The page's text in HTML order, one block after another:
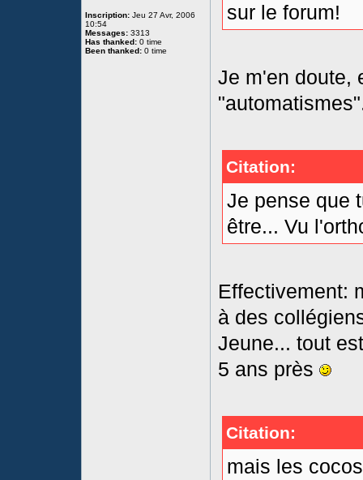
Inscription: Jeu 27 Avr, 2006
10:54
Messages: 3313
Has thanked: 0 time
Been thanked: 0 time
sur le forum!
Je m'en doute,
Citation:
Je pense que
être... Vu
Effectivement:
à des
Jeune... tout
5 ans près
Citation:
mais les